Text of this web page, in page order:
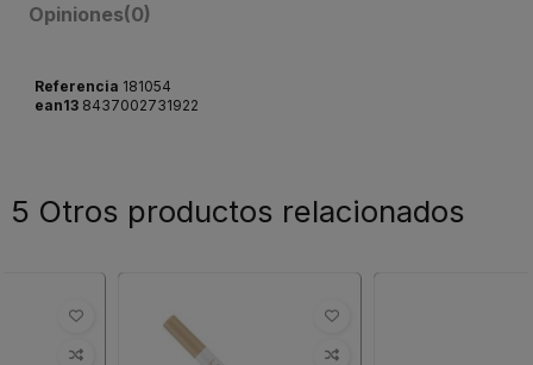
Opiniones(0)
Referencia 181054
ean13 8437002731922
5 Otros productos relacionados